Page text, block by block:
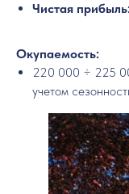
Чистая прибыль:
Окупаемость:
220 000 ÷ 225
учетом